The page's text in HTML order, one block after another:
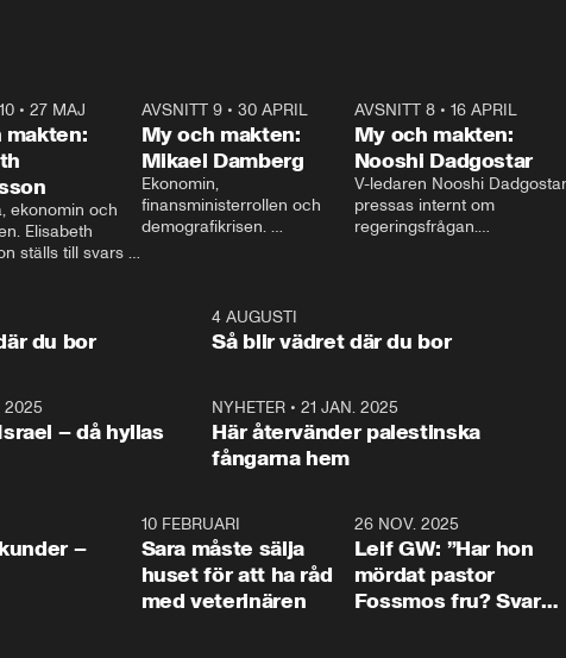
•27 MAJ
makten:
ekonomin och
Elisabeth
ställs till svars
AVSNITT 9• 30 APRIL
My och makten:
Mikael Damberg
Ekonomin,
finansministerrollen och
demografikrisen.
och Makten.
AVSNITT 8• 16 APRIL
My och makten:
Nooshi Dadgostar
V-ledaren Nooshi Dadgostar
pressas internt om
regeringsfrågan.
– Vi ställer upp i val. Ska vi
vara med så sitter vi förstås
1:06
du bor
4 AUGUSTI
Så blir vädret där du bor
2025
– då hyllas
NYHETER •21 JAN. 2025
Här återvänder palestinska
fångarna hem
–
10 FEBRUARI
Sara måste sälja
huset för att ha råd
med veterinären
26 NOV. 2025
Leif GW: ”Har hon
mördat pastor
Fossmos fru? Svar